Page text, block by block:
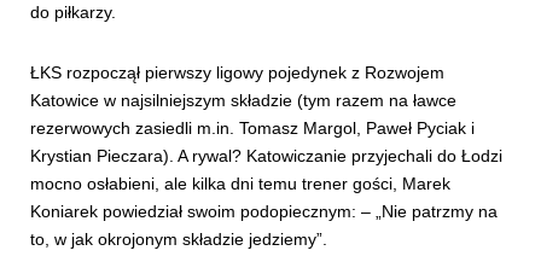
do piłkarzy.
ŁKS rozpoczął pierwszy ligowy pojedynek z Rozwojem
Katowice w najsilniejszym składzie (tym razem na ławce
rezerwowych zasiedli m.in. Tomasz Margol, Paweł Pyciak i
Krystian Pieczara). A rywal? Katowiczanie przyjechali do Łodzi
mocno osłabieni, ale kilka dni temu trener gości, Marek
Koniarek powiedział swoim podopiecznym: – „Nie patrzmy na
to, w jak okrojonym składzie jedziemy”.